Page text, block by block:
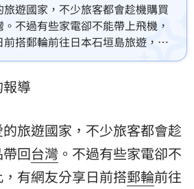
遊國家，不少旅客都會趁機購買
不過有些家電卻不能帶上飛機，
搭郵輪前往日本石垣島旅遊，發
島扛除濕機回來！」貼文曝光
導
旅遊國家，不少旅客都會趁
回台灣 。不過有些家電卻不
，有網友分享日前搭郵輪前往